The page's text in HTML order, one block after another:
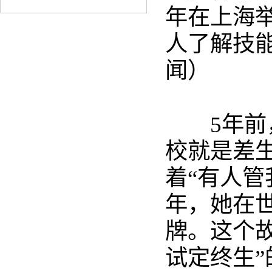
年在上海
人了解技
闻）
5年
校就是差
着“有人
年，她在
牌。这个
试定终生